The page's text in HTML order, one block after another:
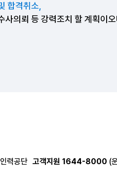
합격취소,
사의뢰 등 강력조치 할 계획이
력공단 고객지원 1644-8000 (